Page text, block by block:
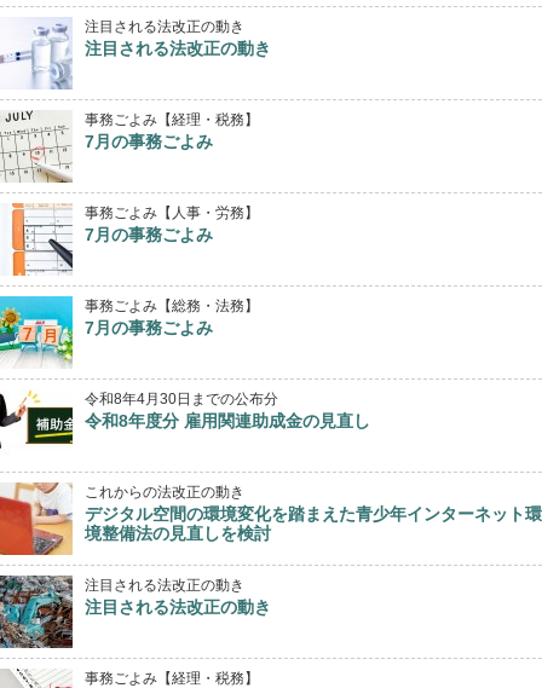
注目される法改正の動き
注目される法改正の動き
事務ごよみ【経理・税務】
7月の事務ごよみ
事務ごよみ【人事・労務】
7月の事務ごよみ
事務ごよみ【総務・法務】
7月の事務ごよみ
令和8年4月30日までの公布分
令和8年度分 雇用関連助成金の見直し
これからの法改正の動き
デジタル空間の環境変化を踏まえた青少年インターネット環
境整備法の見直しを検討
注目される法改正の動き
注目される法改正の動き
事務ごよみ【経理・税務】